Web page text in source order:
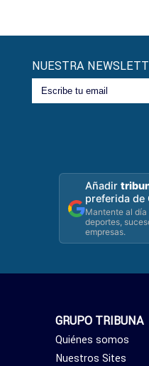
NUESTRA
Añadir
preferida de
Mantente al día
deportes,
empresas.
GRUPO TRIBUNA
Quiénes somos
Nuestros Sites